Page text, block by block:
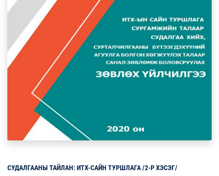
СУДАЛГААНЫ ТАЙЛАН: ИТХ-САЙН ТУРШЛАГА /2-Р ХЭСЭГ/